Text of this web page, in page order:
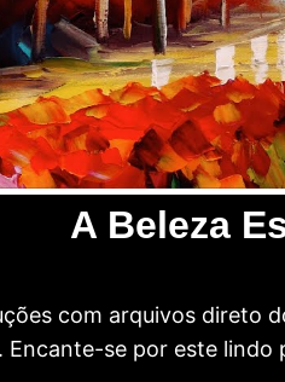
A Beleza
com arquivos direto
se por este